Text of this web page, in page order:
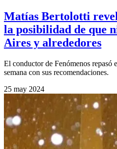
Matías Bertolotti
la posibilidad de que
Aires y alrededores
El conductor de Fenómenos repasó
semana con sus recomendaciones.
25 may 2024